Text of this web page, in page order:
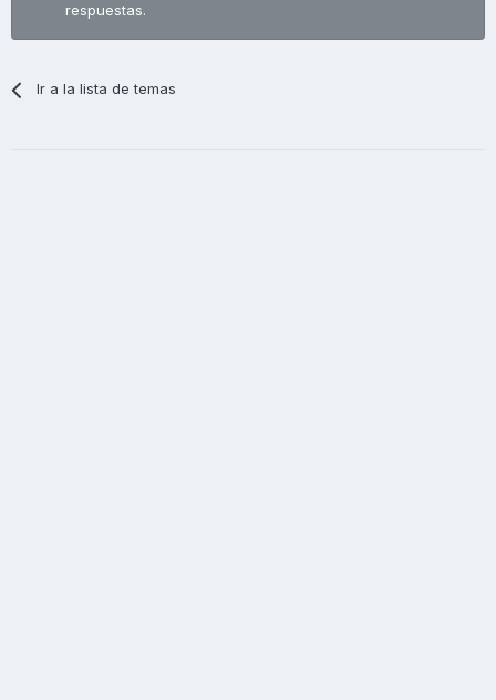
respuestas.
Ir a la lista de temas